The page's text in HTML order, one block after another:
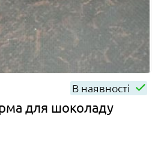
В наявності
для шоколаду